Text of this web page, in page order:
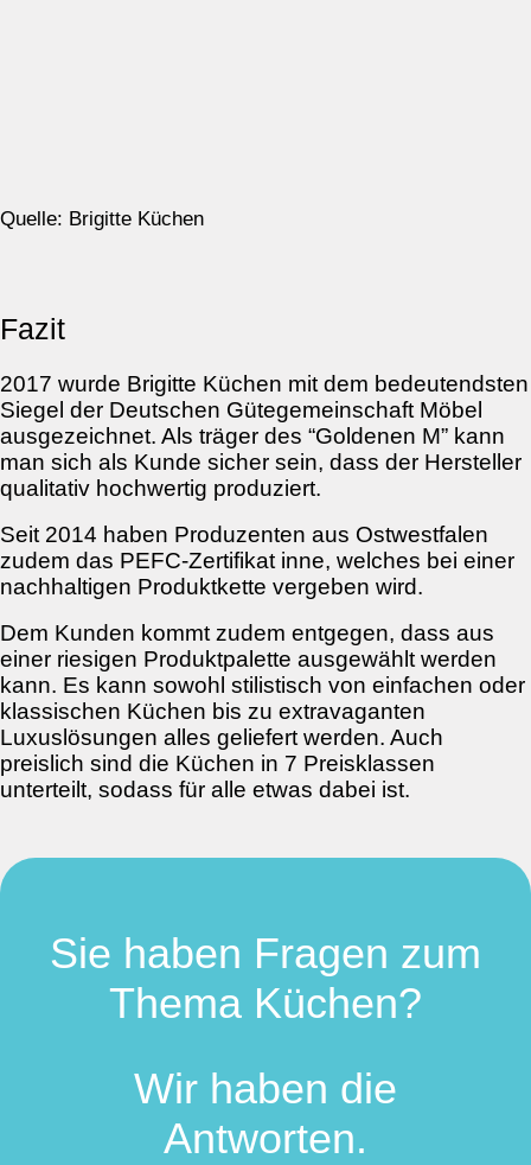
Quelle: Brigitte Küchen
Fazit
2017 wurde Brigitte Küchen mit dem bedeutendsten
Siegel der Deutschen Gütegemeinschaft Möbel
ausgezeichnet. Als träger des “Goldenen M” kann
man sich als Kunde sicher sein, dass der Hersteller
qualitativ hochwertig produziert.
Seit 2014 haben Produzenten aus Ostwestfalen
zudem das PEFC-Zertifikat inne, welches bei einer
nachhaltigen Produktkette vergeben wird.
Dem Kunden kommt zudem entgegen, dass aus
einer riesigen Produktpalette ausgewählt werden
kann. Es kann sowohl stilistisch von einfachen oder
klassischen Küchen bis zu extravaganten
Luxuslösungen alles geliefert werden. Auch
preislich sind die Küchen in 7 Preisklassen
unterteilt, sodass für alle etwas dabei ist.
Sie haben Fragen zum
Thema Küchen?
Wir haben die
Antworten.